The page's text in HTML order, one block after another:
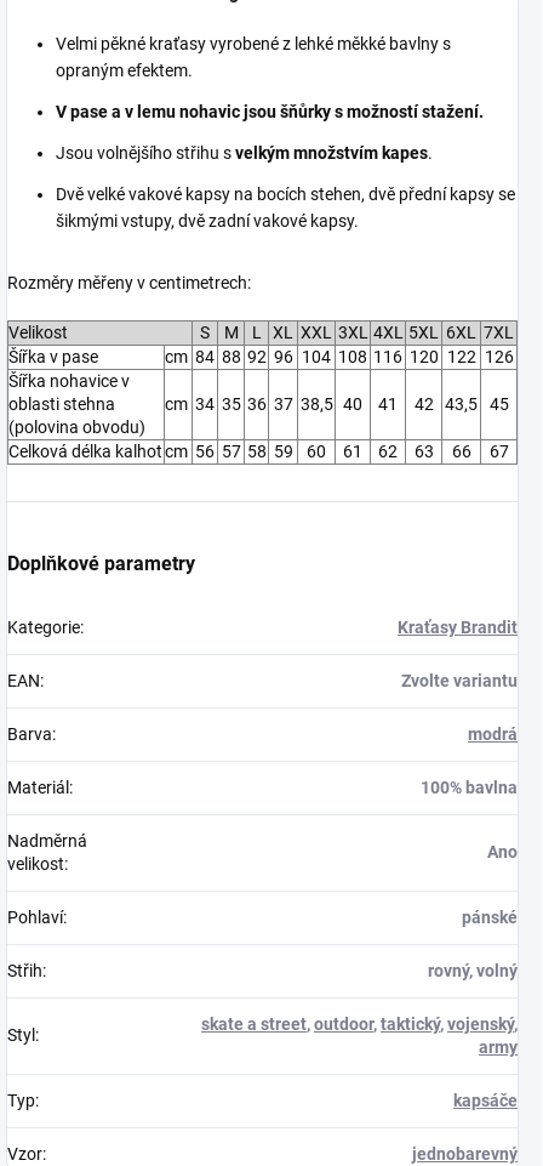
Velmi pěkné kraťasy vyrobené z lehké měkké bavlny s
opraným efektem.
V pase a v lemu nohavic jsou šňůrky s možností stažení.
Jsou volnějšího střihu svelkým množstvím kapes.
Dvě velké vakové kapsy na bocích stehen, dvě přední kapsy se
šikmými vstupy, dvě zadní vakové kapsy.
Rozměry měřeny v centimetrech:
Velikost S M L XL XXL 3XL 4XL 5XL 6XL
7XL
Šířka v pase
cm 84 88 92 96 104 108 116 120 122 126
Šířka nohavice v
oblasti stehna
(polovina obvodu)
cm 34 35 36 37 38,5 40 41 42 43,5 45
Celková délka kalhotcm 56 57 58 59 60 61 62 63 66 67
Doplňkové parametry
Kategorie: Kraťasy Brandit
EAN: Zvolte variantu
Barva: modrá
Materiál : 100% bavlna
Nadměrná
velikost:
Ano
Pohlaví: pánské
Střih: rovný, volný
Styl :
skate a street,outdoor,taktický,vojenský,
army
Typ: kapsáče
Vzor: jednobarevný